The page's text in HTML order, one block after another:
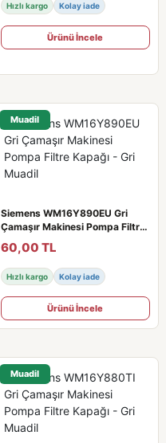
Hızlı kargo Kolay iade
Ürünü İncele
Muadil
Siemens WM16Y890EU Gri
Çamaşır Makinesi Pompa Filtre
60,00 TL
Hızlı kargo Kolay iade
Ürünü İncele
Muadil